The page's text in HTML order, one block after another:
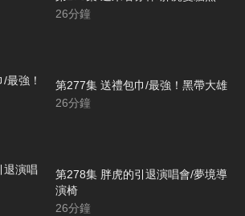
26分鐘
第277集 送禮包巾/最強！黑帶大雄
26分鐘
第278集 胖虎的引退演唱會/夢境導
演椅
26分鐘